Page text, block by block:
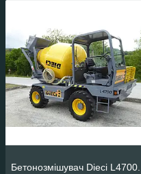
Бетонозмішувач Dieci L4700.